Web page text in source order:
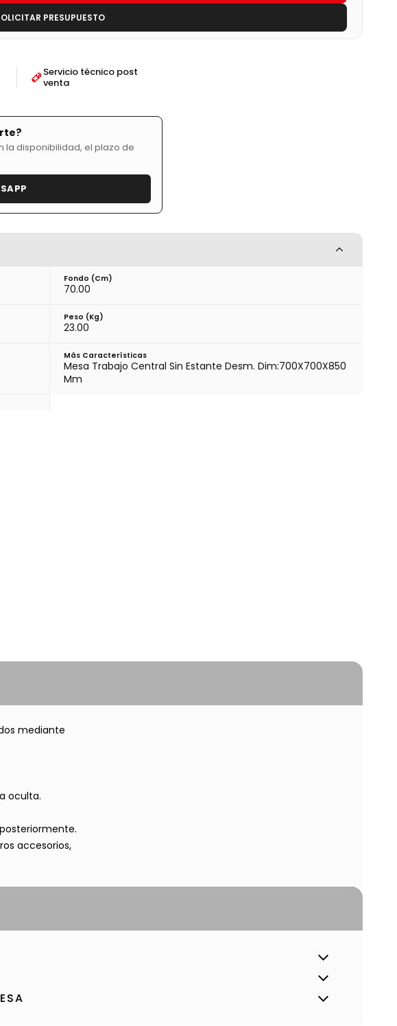
PRESUPUESTO
Servicio técnico post
venta
la disponibilidad, el plazo de
Fondo (cm)
70.00
Peso (kg)
23.00
Más Características
Mesa Trabajo Central Sin Estante Desm. Dim:700X700X850
Mm
mediante
oculta.
accesorios,